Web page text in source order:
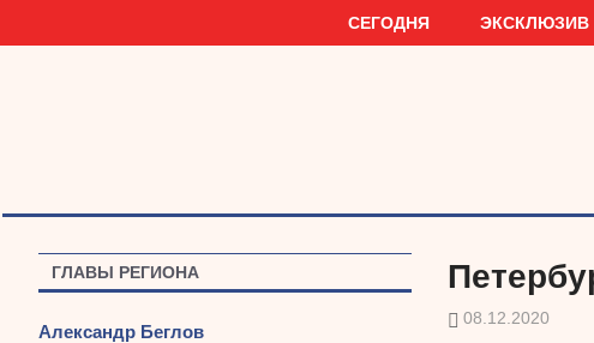
СЕГОДНЯ ЭКСКЛЮЗИВ
08.12.2020
ГЛАВЫ РЕГИОНА
Александр Беглов